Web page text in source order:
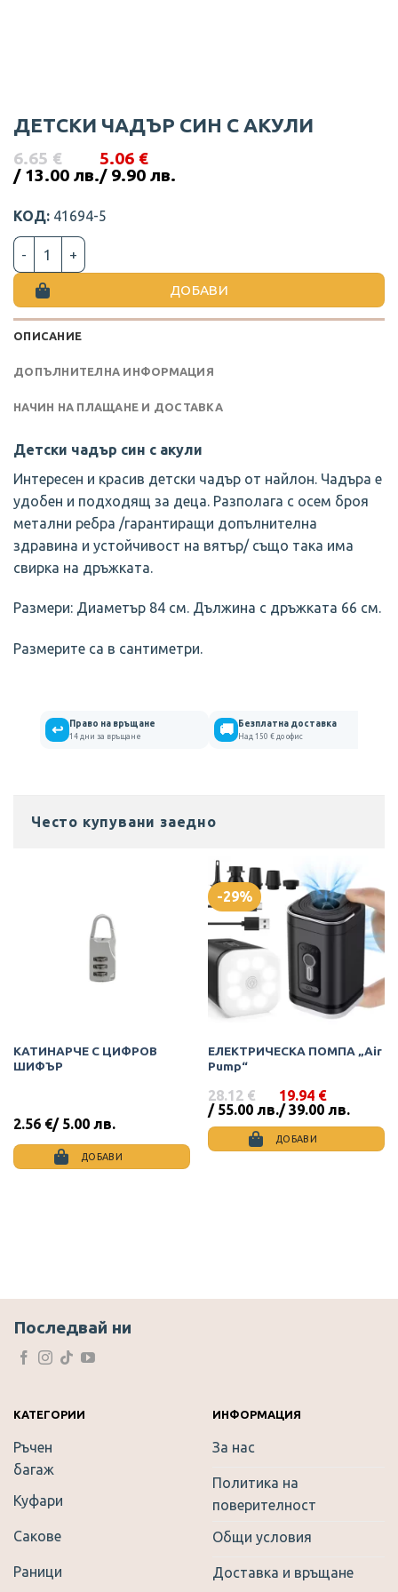
ДЕТСКИ ЧАДЪР СИН С АКУЛИ
6.65 €
/ 13.00 лв.
Original
price
was:
6.65 €
/
13.00
лв..
5.06 €
/ 9.90 лв.
Текущата
цена
е:
5.06 €
/
9.90
лв..
КОД: 41694-5
количество за ДЕТСКИ ЧАДЪР СИН С АКУЛИ
ДОБАВИ
ОПИСАНИЕ
ДОПЪЛНИТЕЛНА ИНФОРМАЦИЯ
НАЧИН НА ПЛАЩАНЕ И ДОСТАВКА
Детски чадър син с акули
Интересен и красив детски чадър от найлон. Чадъра е
удобен и подходящ за деца. Разполага с осем броя
метални ребра /гарантиращи допълнителна
здравина и устойчивост на вятър/ също така има
свирка на дръжката.
Размери: Диаметър 84 см. Дължина с дръжката 66 см.
Размерите са в сантиметри.
↩ Право на връщане
14 дни за връщане 🚚 Безплатна доставка
Над 150 € до офис
Често купувани заедно
КАТИНАРЧЕ С ЦИФРОВ
ШИФЪР
2.56 €/ 5.00 лв.
ДОБАВИ
-29%
ЕЛЕКТРИЧЕСКА ПОМПА „Air
Pump“
28.12 €
/ 55.00 лв.
Original
price
was:
28.12 €
19.94 €
/ 39.00 лв.
Текущата
цена
е:
19.94 €
ДОБАВИ
Последвай ни
КАТЕГОРИИ
Ръчен
багаж
Куфари
Сакове
Раници
ИНФОРМАЦИЯ
За нас
Политика на
поверителност
Общи условия
Доставка и връщане